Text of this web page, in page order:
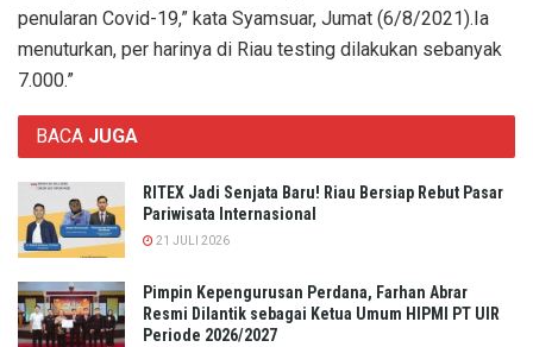
penularan Covid-19,” kata Syamsuar, Jumat (6/8/2021).Ia
menuturkan, per harinya di Riau testing dilakukan sebanyak
7.000.”
BACA JUGA
RITEX Jadi Senjata Baru! Riau Bersiap Rebut Pasar
Pariwisata Internasional
21 JULI 2026
Pimpin Kepengurusan Perdana, Farhan Abrar
Resmi Dilantik sebagai Ketua Umum HIPMI PT UIR
Periode 2026/2027